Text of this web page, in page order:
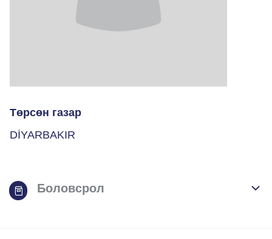
Төрсөн газар
DİYARBAKIR
Боловсрол